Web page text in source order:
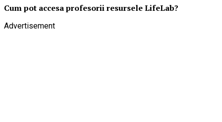
Cum pot accesa profesorii resursele LifeLab?
Advertisement